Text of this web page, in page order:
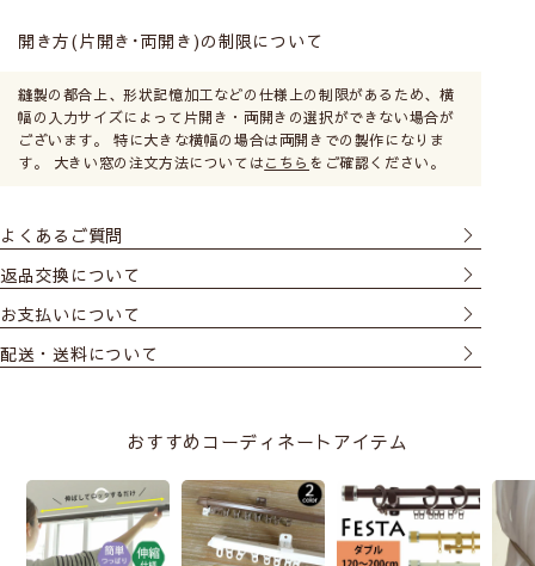
開き方(片開き･両開き)の制限について
縫製の都合上、形状記憶加工などの仕様上の制限があるため、横
幅の入力サイズによって片開き・両開きの選択ができない場合が
ございます。 特に大きな横幅の場合は両開きでの製作になりま
す。 大きい窓の注文方法についてはこちら をご確認ください。
よくあるご質問
返品交換について
お支払いについて
配送・送料について
おすすめコーディネートアイテム